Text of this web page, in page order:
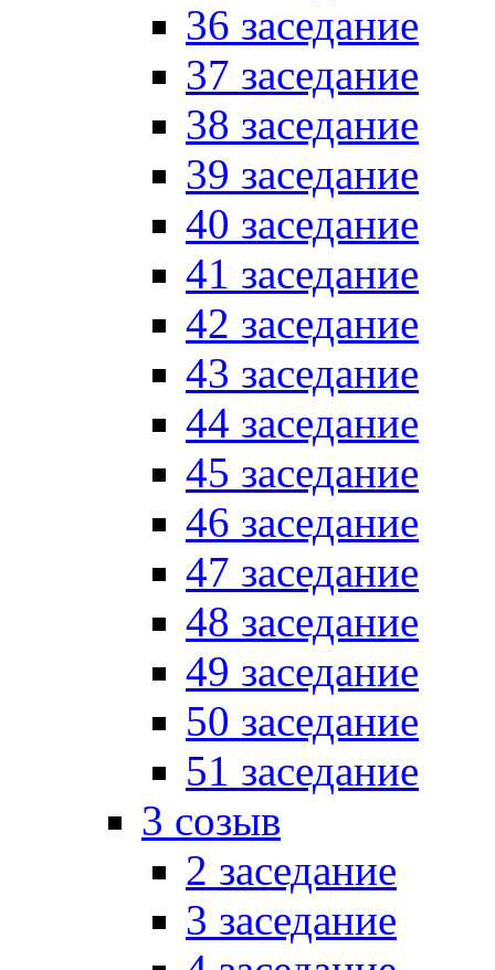
36 заседание
37 заседание
38 заседание
39 заседание
40 заседание
41 заседание
42 заседание
43 заседание
44 заседание
45 заседание
46 заседание
47 заседание
48 заседание
49 заседание
50 заседание
51 заседание
3 созыв
2 заседание
3 заседание